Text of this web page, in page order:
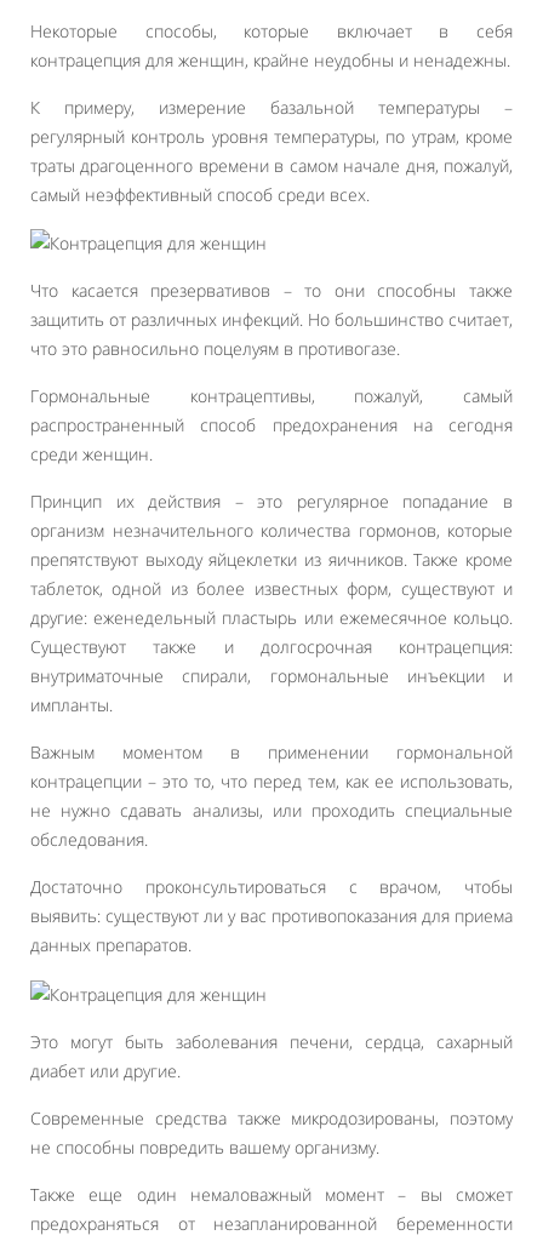
Некоторые способы, которые включает в себя
контрацепция для женщин, крайне неудобны и ненадежны.
К примеру, измерение базальной температуры –
регулярный контроль уровня температуры, по утрам, кроме
траты драгоценного времени в самом начале дня, пожалуй,
самый неэффективный способ среди всех.
Что касается презервативов – то они способны также
защитить от различных инфекций. Но большинство считает,
что это равносильно поцелуям в противогазе.
Гормональные контрацептивы, пожалуй, самый
распространенный способ предохранения на сегодня
среди женщин.
Принцип их действия – это регулярное попадание в
организм незначительного количества гормонов, которые
препятствуют выходу яйцеклетки из яичников. Также кроме
таблеток, одной из более известных форм, существуют и
другие: еженедельный пластырь или ежемесячное кольцо.
Существуют также и долгосрочная контрацепция:
внутриматочные спирали, гормональные инъекции и
импланты.
Важным моментом в применении гормональной
контрацепции – это то, что перед тем, как ее использовать,
не нужно сдавать анализы, или проходить специальные
обследования.
Достаточно проконсультироваться с врачом, чтобы
выявить: существуют ли у вас противопоказания для приема
данных препаратов.
Это могут быть заболевания печени, сердца, сахарный
диабет или другие.
Современные средства также микродозированы, поэтому
не способны повредить вашему организму.
Также еще один немаловажный момент – вы сможет
предохраняться от незапланированной беременности